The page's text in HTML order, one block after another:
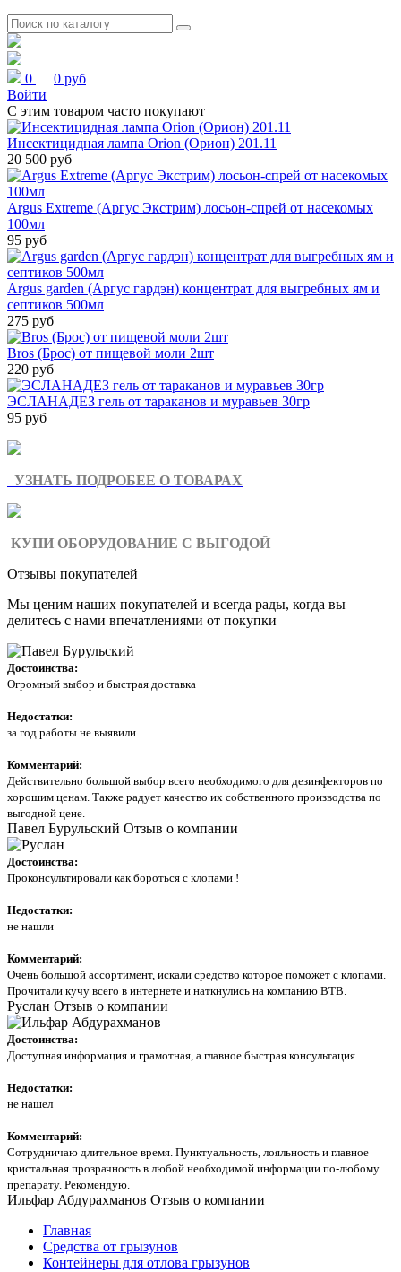
0
0 руб
Войти
С этим товаром часто покупают
Инсектицидная лампа Orion (Орион) 201.11
20 500 руб
Argus Extreme (Аргус Экстрим) лосьон-спрей от насекомых
100мл
95 руб
Argus garden (Аргус гардэн) концентрат для выгребных ям и
септиков 500мл
275 руб
Bros (Брос) от пищевой моли 2шт
220 руб
ЭСЛАНАДЕЗ гель от тараканов и муравьев 30гр
95 руб
УЗНАТЬ ПОДРОБЕЕ О ТОВАРАХ
КУПИ ОБОРУДОВАНИЕ С ВЫГОДОЙ
Отзывы покупателей
Мы ценим наших покупателей и всегда рады, когда вы
делитесь с нами впечатлениями от покупки
Достоинства:
Огромный выбор и быстрая доставка
Недостатки:
за год работы не выявили
Комментарий:
Действительно большой выбор всего необходимого для дезинфекторов по
хорошим ценам. Также радует качество их собственного производства по
выгодной цене.
Павел Бурульский Отзыв о компании
Достоинства:
Проконсультировали как бороться с клопами !
Недостатки:
не нашли
Комментарий:
Очень большой ассортимент, искали средство которое поможет с клопами.
Прочитали кучу всего в интернете и наткнулись на компанию ВТВ.
Руслан Отзыв о компании
Достоинства:
Доступная информация и грамотная, а главное быстрая консультация
Недостатки:
не нашел
Комментарий:
Сотрудничаю длительное время. Пунктуальность, лояльность и главное
кристальная прозрачность в любой необходимой информации по-любому
препарату. Рекомендую.
Ильфар Абдурахманов Отзыв о компании
Главная
Средства от грызунов
Контейнеры для отлова грызунов